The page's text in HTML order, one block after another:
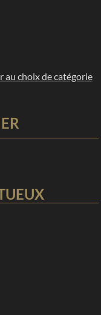
au choix de catégorie